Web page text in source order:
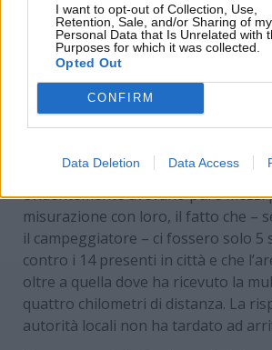
I want to opt-out of Collection, Use,
Retention, Sale, and/or Sharing of my
Personal Data that Is Unrelated with
Purposes for which it was collected.
Opted Out
CONFIRM
Data Deletion Data Access
Una multa assurda! –
Alla polemica per l’estrema
evidentemente avevano pure mezzi
misurazione con loro, il fatto che –
il campeggiatore – ci fossero solo 5
contro i 14 presenti in città e che
oltre a quella dove ha ricevuto la
quattro chilometri di distanza. La
autorità locali non ha tardato ad